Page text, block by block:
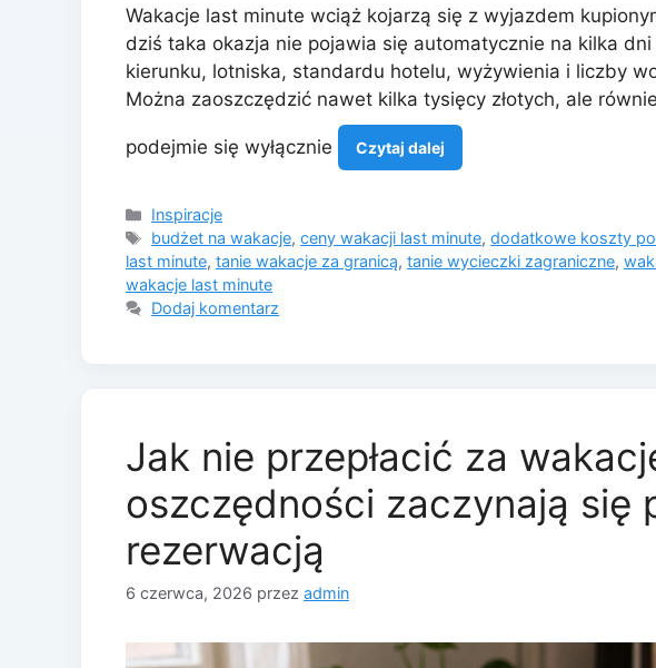
Wakacje last minute wciąż kojarzą się z wyjazdem
dziś taka okazja nie pojawia się automatycznie na kilka
kierunku, lotniska, standardu hotelu, wyżywienia i liczby
Można zaoszczędzić nawet kilka tysięcy złotych, ale
podejmie się wyłącznie Czytaj dalej
Kategorie
Inspiracje
Tagi
budżet na wakacje,ceny wakacji last minute,dodatkowe koszty
last minute, tanie wakacje za granicą, tanie wycieczki zagraniczne,
wakacje last minute
Dodaj komentarz
Jak nie przepłacić za
oszczędności zaczynają się
rezerwacją
6 czerwca, 2026 przez admin